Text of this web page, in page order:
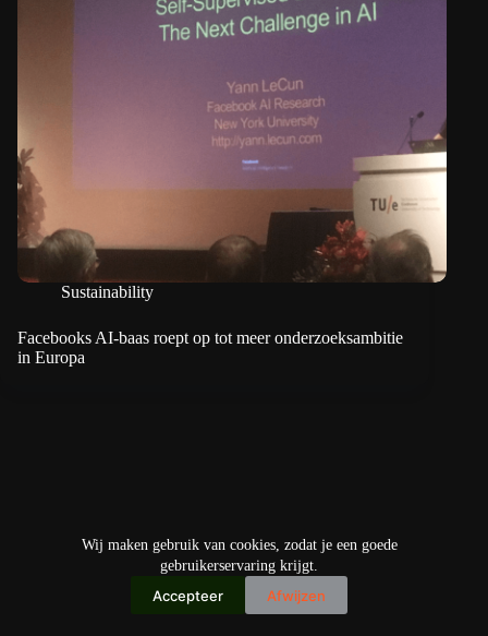
Wij maken gebruik van cookies, zodat je een goede
gebruikerservaring krijgt.
Accepteer Afwijzen
Sustainability
Facebooks AI-baas roept op tot meer onderzoeksambitie
in Europa